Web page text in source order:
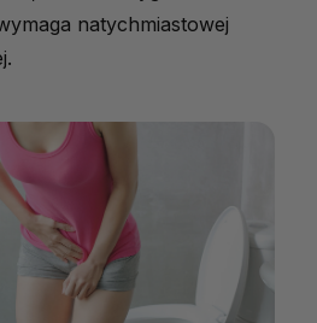
natychmiastowej